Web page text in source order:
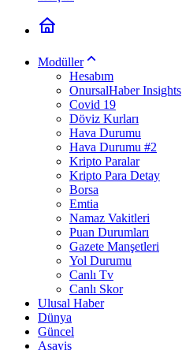
Modüller
Hesabım
OnursalHaber Insights
Covid 19
Döviz Kurları
Hava Durumu
Hava Durumu #2
Kripto Paralar
Kripto Para Detay
Borsa
Emtia
Namaz Vakitleri
Puan Durumları
Gazete Manşetleri
Yol Durumu
Canlı Tv
Canlı Skor
Ulusal Haber
Dünya
Güncel
Asayiş